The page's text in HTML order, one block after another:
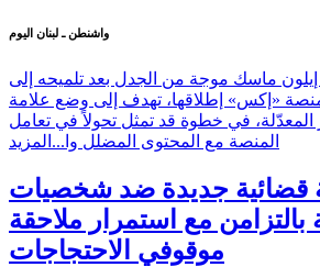
واشنطن ـ لبنان اليوم
إيلون ماسك موجة من الجدل بعد تلميحه إلى
«إكس» إطلاقها، تهدف إلى وضع علامة
المعدّلة، في خطوة قد تمثل تحولاً في تعامل
المنصة مع المحتوى المضلل وا... المزيد
قضائية جديدة ضد شخصيات
بالتزامن مع استمرار ملاحقة
موقوفي الاحتجاجات